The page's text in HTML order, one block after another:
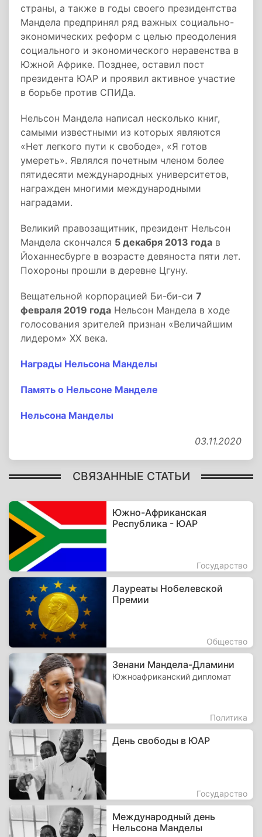
страны, а также в годы своего президентства
Мандела предпринял ряд важных социально-
экономических реформ с целью преодоления
социального и экономического неравенства в
Южной Африке. Позднее, оставил пост
президента ЮАР и проявил активное участие
в борьбе против СПИДа.
Нельсон Мандела написал несколько книг,
самыми известными из которых являются
«Нет легкого пути к свободе», «Я готов
умереть». Являлся почетным членом более
пятидесяти международных университетов,
награжден многими международными
наградами.
Великий правозащитник, президент Нельсон
Мандела скончался 5 декабря 2013 года в
Йоханнесбурге в возрасте девяноста пяти лет.
Похороны прошли в деревне Цгуну.
Вещательной корпорацией Би-би-си 7
февраля 2019 года Нельсон Мандела в ходе
голосования зрителей признан «Величайшим
лидером» XX века.
Награды Нельсона Манделы
Память о Нельсоне Манделе
Нельсона Манделы
03.11.2020
СВЯЗАННЫЕ СТАТЬИ
Южно-Африканская
Республика - ЮАР
Государство
Лауреаты Нобелевской
Премии
Общество
Зенани Мандела-Дламини
Южноафриканский дипломат
Политика
День свободы в ЮАР
Государство
Международный день
Нельсона Манделы